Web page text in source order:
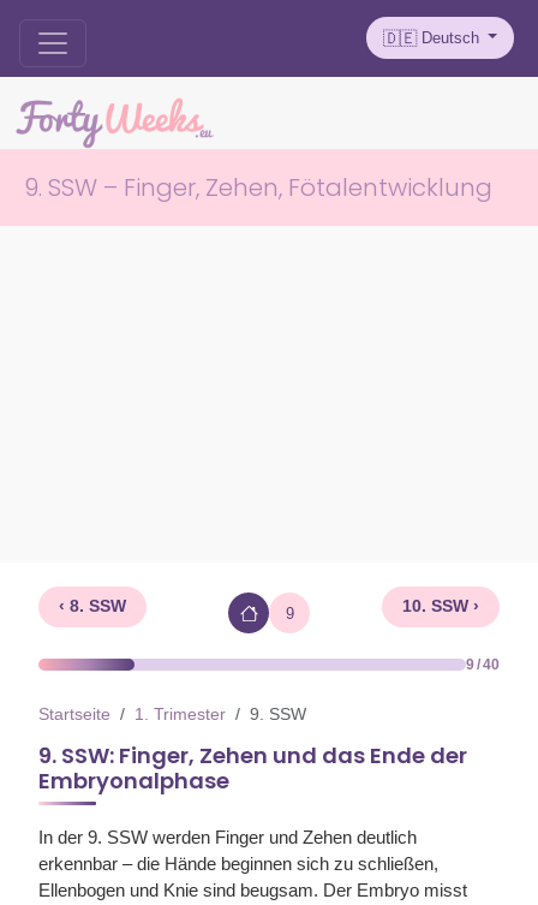
🇩🇪Deutsch
9. SSW – Finger, Zehen, Fötalentwicklung
‹ 8. SSW 9 10. SSW ›
9 / 40
Startseite 1. Trimester 9. SSW
9. SSW: Finger, Zehen und das Ende der
Embryonalphase
In der 9. SSW werden Finger und Zehen deutlich
erkennbar – die Hände beginnen sich zu schließen,
Ellenbogen und Knie sind beugsam. Der Embryo misst